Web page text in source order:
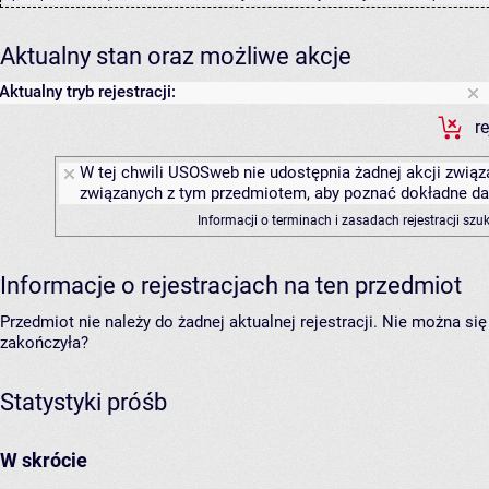
Aktualny stan oraz możliwe akcje
Aktualny tryb rejestracji:
W tej chwili USOSweb nie udostępnia żadnej akcji
związanych z tym przedmiotem, aby poznać dokładne
Informacji o terminach i zasadach rejestracji
Informacje o rejestracjach na ten przedmiot
Przedmiot nie należy do żadnej aktualnej rejestracji. Nie można
zakończyła?
Statystyki próśb
W skrócie